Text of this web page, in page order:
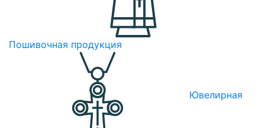
Пошивочная продукция
Ювелирная